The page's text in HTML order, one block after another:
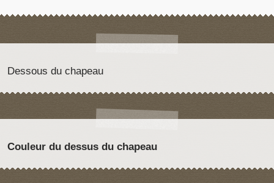
Dessous du chapeau
Couleur du dessus du chapeau